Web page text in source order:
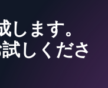
ます。
しくださ